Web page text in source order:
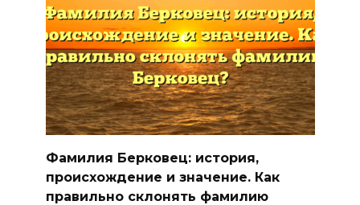
Фамилия Берковец: история,
происхождение и значение. Как
правильно склонять фамилию